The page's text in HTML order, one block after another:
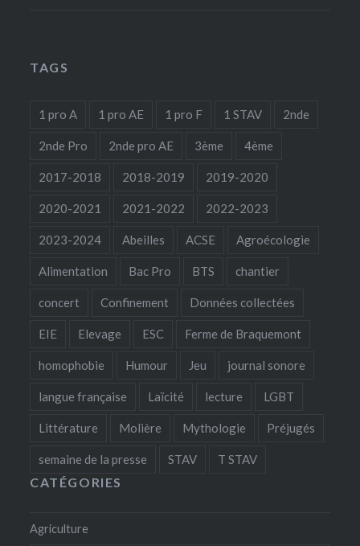
TAGS
1 pro A 1 pro AE 1 pro F 1 STAV 2nde
2nde Pro 2nde pro AE 3ème 4ème
2017-2018 2018-2019 2019-2020
2020-2021 2021-2022 2022-2023
2023-2024 Abeilles ACSE Agroécologie
Alimentation Bac Pro BTS chantier
concert Confinement Données collectées
EIE Elevage ESC Ferme de Braquemont
homophobie Humour Jeu journal sonore
langue française Laïcité lecture LGBT
Littérature Molière Mythologie Préjugés
semaine de la presse STAV T STAV
CATÉGORIES
Agriculture